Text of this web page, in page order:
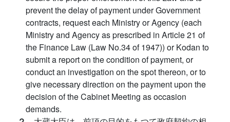
prevent the delay of payment under Government
contracts, request each Ministry or Agency (each
Ministry and Agency as prescribed in Article 21 of
the Finance Law (Law No.34 of 1947)) or Kodan to
submit a report on the condition of payment, or
conduct an investigation on the spot thereon, or to
give necessary direction on the payment upon the
decision of the Cabinet Meeting as occasion
demands.